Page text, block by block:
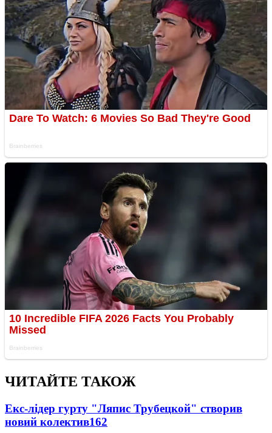
ЧИТАЙТЕ ТАКОЖ
Екс-лідер гурту "Ляпис Трубецкой" створив
новий колектив162